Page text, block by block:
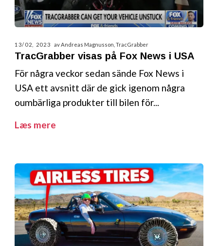
13/02, 2023 av Andreas Magnusson, TracGrabber
TracGrabber visas på Fox News i USA
För några veckor sedan sände Fox News i
USA ett avsnitt där de gick igenom några
oumbärliga produkter till bilen för...
Læs mere